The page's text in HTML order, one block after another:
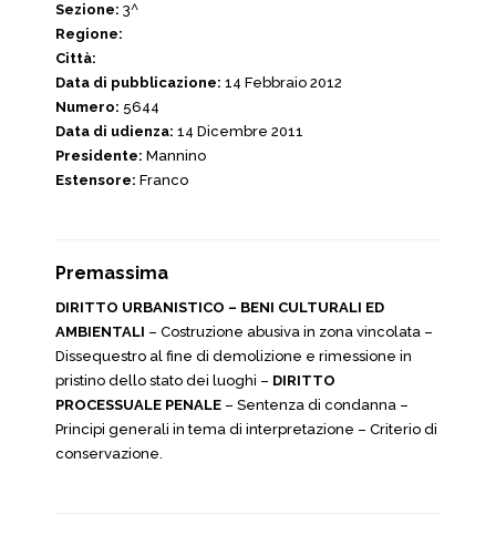
Sezione: 3^
Regione:
Città:
Data di pubblicazione: 14 Febbraio 2012
Numero: 5644
Data di udienza: 14 Dicembre 2011
Presidente: Mannino
Estensore: Franco
Premassima
DIRITTO URBANISTICO – BENI CULTURALI ED
AMBIENTALI – Costruzione abusiva in zona vincolata –
Dissequestro al fine di demolizione e rimessione in
pristino dello stato dei luoghi – DIRITTO
PROCESSUALE PENALE – Sentenza di condanna –
Principi generali in tema di interpretazione – Criterio di
conservazione.